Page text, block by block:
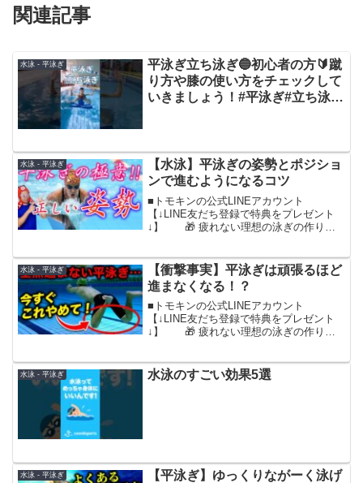
関連記事
水泳 - 平泳ぎ
平泳ぎ立ち泳ぎ🔵初心者の方🔰蹴
り方や膝の使い方をチェックして
いきましょう！#平泳ぎ#立ち泳ぎ
水泳 - 平泳ぎ
【水泳】平泳ぎの姿勢とポジショ
ンで進むようになるコツ
■トモキンの公式LINEアカウント
【↓LINE友だち登録で特典をプレゼント
↓】 🎁 疲れない理想の泳ぎの作り
クロール 🎁「4日でマスター」泳力アッ
プの極意さらに、...
水泳 - 平泳ぎ
【衝撃事実】平泳ぎは頑張るほど
進まなくなる！？
■トモキンの公式LINEアカウント
【↓LINE友だち登録で特典をプレゼント
↓】 🎁 疲れない理想の泳ぎの作り
クロール 🎁「4日でマスター」泳力アッ
プの極意さらに、...
水泳 - 平泳ぎ 水泳のすごい効果5選
水泳 - 平泳ぎ
【平泳ぎ】ゆっくりながーく泳げ